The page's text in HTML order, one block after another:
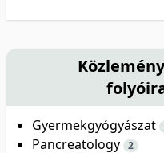
Gyermekgyógyászat
Pancreatology 2